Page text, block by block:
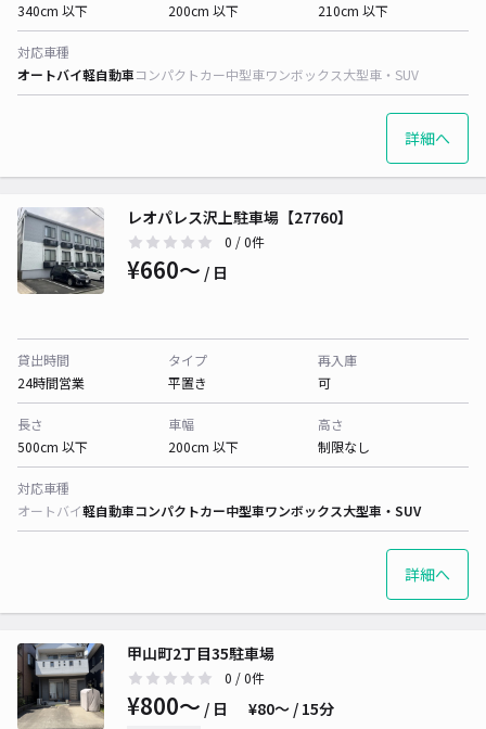
340cm 以下
200cm 以下
210cm 以下
対応車種
オートバイ軽自動車コンパクトカー中型車ワンボックス大型車・SUV
詳細へ
レオパレス沢上駐車場【27760】
0 / 0件
¥660〜 / 日
貸出時間
24時間営業
タイプ
平置き
再入庫
可
長さ
500cm 以下
車幅
200cm 以下
高さ
制限なし
対応車種
オートバイ軽自動車コンパクトカー中型車ワンボックス大型車・SUV
詳細へ
甲山町2丁目35駐車場
0 / 0件
¥800〜 / 日 ¥80〜 / 15分